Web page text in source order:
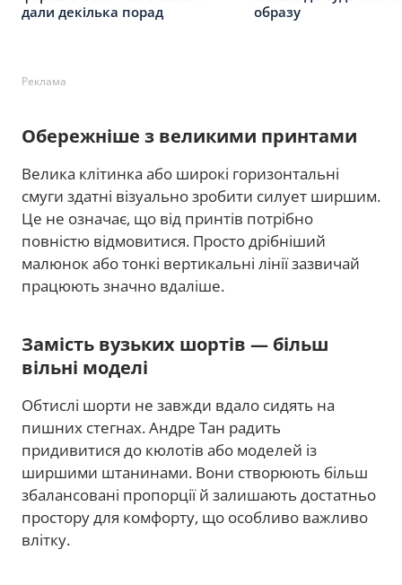
дали декілька порад
образу
Реклама
Обережніше з великими принтами
Велика клітинка або широкі горизонтальні
смуги здатні візуально зробити силует ширшим.
Це не означає, що від принтів потрібно
повністю відмовитися. Просто дрібніший
малюнок або тонкі вертикальні лінії зазвичай
працюють значно вдаліше.
Замість вузьких шортів — більш
вільні моделі
Обтислі шорти не завжди вдало сидять на
пишних стегнах. Андре Тан радить
придивитися до кюлотів або моделей із
ширшими штанинами. Вони створюють більш
збалансовані пропорції й залишають достатньо
простору для комфорту, що особливо важливо
влітку.